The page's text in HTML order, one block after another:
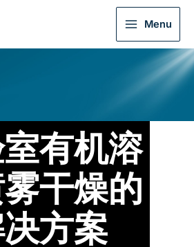
Menu
有机溶
干燥的
方案